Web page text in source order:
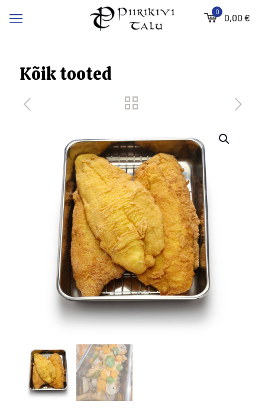
0
0,00 €
Kõik tooted